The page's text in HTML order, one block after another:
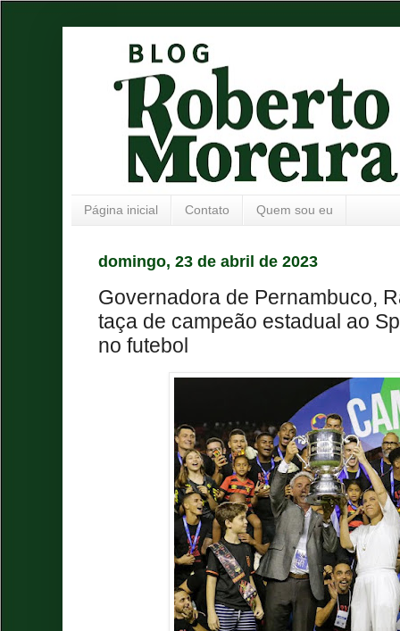
Página inicial Contato Quem sou eu
domingo, 23 de abril de 2023
Governadora de Pernambuco,
taça de campeão estadual ao
no futebol